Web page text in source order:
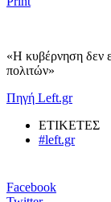
«H κυβέρνηση δεν
πολιτών»
Πηγή Left.gr
ΕΤΙΚΕΤΕΣ
#left.gr
Facebook